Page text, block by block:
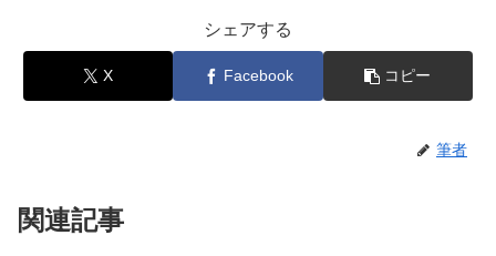
シェアする
X Facebook コピー
筆者
関連記事